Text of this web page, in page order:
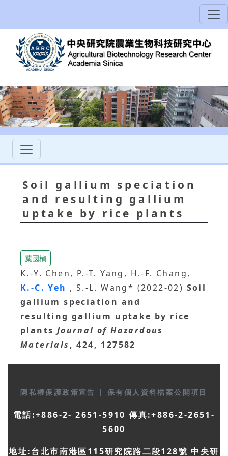
Soil gallium speciation
and resulting gallium
uptake by rice plants
葉國楨
K.-Y. Chen, P.-T. Yang, H.-F. Chang,
K.-C. Yeh , S.-L. Wang* (2022-02) Soil
gallium speciation and
resulting gallium uptake by rice
plants Journal of Hazardous
Materials , 424, 127582
隱私權保護政策宣告 | 保有個人資料檔案公開項目
電話:+886-2- 2651-5910 傳真:+886-2-2651-
5600
地址:台北市南港區115研究院路二段128號 中央研